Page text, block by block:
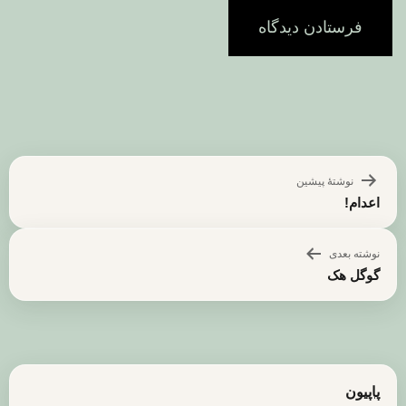
راهبری
نوشته
نوشتهٔ پیشین
اعدام!
نوشته بعدی
گوگل هک
پاپیون